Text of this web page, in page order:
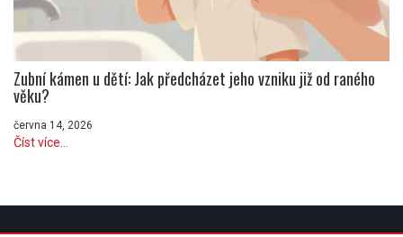
Zubní kámen u dětí: Jak předcházet jeho vzniku již od raného
věku?
června 14, 2026
Číst více...